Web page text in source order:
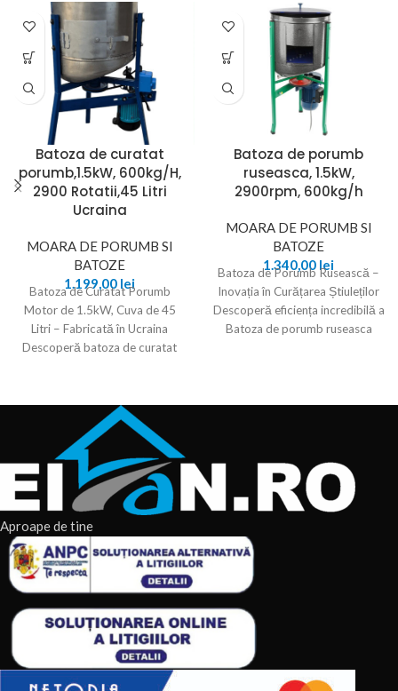
Batoza de curatat
porumb,1.5kW, 600kg/H,
2900 Rotatii,45 Litri
Ucraina
MOARA DE PORUMB SI
BATOZE
1.199,00 lei
Batoza de Curatat Porumb
Motor de 1.5kW, Cuva de 45
Litri – Fabricată în Ucraina
Descoperă batoza de curatat
Batoza de porumb
ruseasca, 1.5kW,
2900rpm, 600kg/h
MOARA DE PORUMB SI
BATOZE
1.340,00 lei
Batoza de Porumb Rusească –
Inovația în Curățarea Știuleților
Descoperă eficiența incredibilă a
Batoza de porumb ruseasca
Aproape de tine